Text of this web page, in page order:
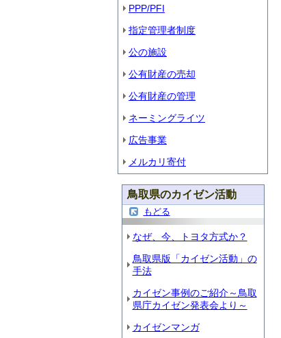
PPP/PFI
指定管理者制度
公の施設
公有財産の売却
公有財産の管理
ネーミングライツ
広告事業
メルカリ寄付
鳥取県のカイゼン活動
もどる
なぜ、今、トヨタ方式か？
鳥取県版「カイゼン活動」の
手法
カイゼン事例のご紹介～鳥取
県庁カイゼン発表会より～
カイゼンマンガ